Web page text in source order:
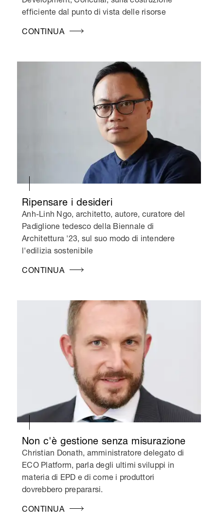
efficiente dal punto di vista delle risorse
CONTINUA
Ripensare i desideri
Anh-Linh Ngo, architetto, autore, curatore del
Padiglione tedesco della Biennale di
Architettura '23, sul suo modo di intendere
l'edilizia sostenibile
CONTINUA
Non c'è gestione senza misurazione
Christian Donath, amministratore delegato di
ECO Platform, parla degli ultimi sviluppi in
materia di EPD e di come i produttori
dovrebbero prepararsi.
CONTINUA